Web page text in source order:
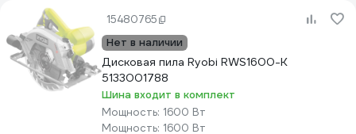
15480765
Нет в наличии
Дисковая пила Ryobi RWS1600-K
5133001788
Шина входит в комплект
Мощность: 1600 Вт
Мощность: 1600 Вт